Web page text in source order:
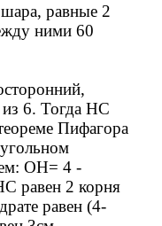
равные 2
ними 60
6. Тогда HC
Пифагора
ОН= 4 -
равен 2 корня
равен (4-